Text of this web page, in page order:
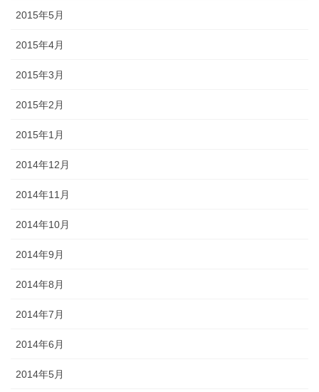
2015年5月
2015年4月
2015年3月
2015年2月
2015年1月
2014年12月
2014年11月
2014年10月
2014年9月
2014年8月
2014年7月
2014年6月
2014年5月